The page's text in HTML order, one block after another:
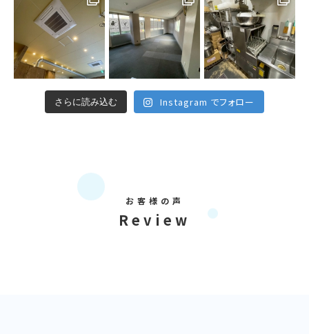
さらに読み込む Instagram でフォロー
お客様の声
Review